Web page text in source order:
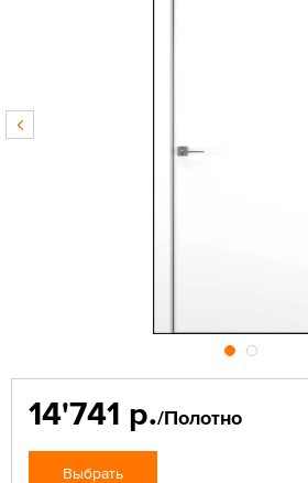
14'741 р./Полотно
Выбрать